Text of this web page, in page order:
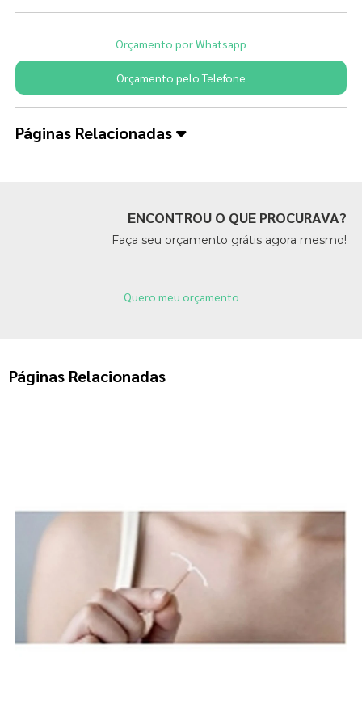
Orçamento por Whatsapp
Orçamento pelo Telefone
Páginas Relacionadas
ENCONTROU O QUE PROCURAVA?
Faça seu orçamento grátis agora mesmo!
Quero meu orçamento
Páginas Relacionadas